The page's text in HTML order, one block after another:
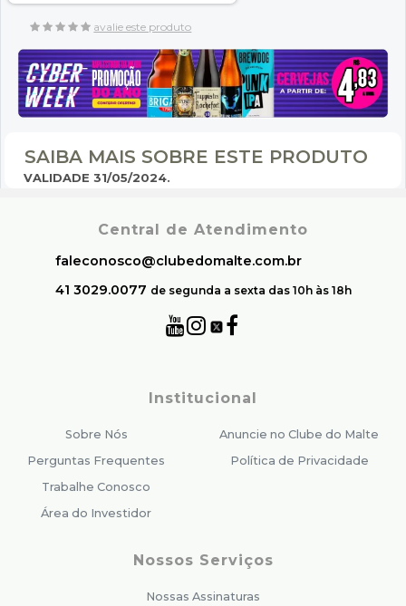
avalie este produto
SAIBA MAIS SOBRE ESTE PRODUTO
VALIDADE 31/05/2024.
Central de Atendimento
faleconosco@clubedomalte.com.br
41 3029.0077 de segunda a sexta das 10h às 18h
Institucional
Sobre Nós
Perguntas Frequentes
Trabalhe Conosco
Área do Investidor
Anuncie no Clube do Malte
Política de Privacidade
Nossos Serviços
Nossas Assinaturas